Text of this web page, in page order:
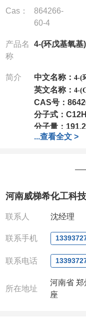
Cas：
864266-
60-4
产品名
称
4-(环戊基氧
简介 中文名称： 4-(
英文名称： 4-
CAS号：
分子式：
分子量：
包装：1Mg ;
我司对高校及
作中有用到的
电话:0371-
联系人: 沈晓
...查看全文 >
河南威梯希化工科
联系人 沈经理
联系手机
联系电话
所在地址
河南省
座